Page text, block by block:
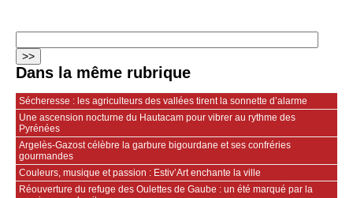
Dans la même rubrique
Sécheresse : les agriculteurs des vallées tirent la sonnette d’alarme
Une ascension nocturne du Hautacam pour vibrer au rythme des
Pyrénées
Argelès-Gazost célèbre la garbure bigourdane et ses confréries
gourmandes
Couleurs, musique et passion : Estiv’Art enchante la ville
Réouverture du refuge des Oulettes de Gaube : un été marqué par la